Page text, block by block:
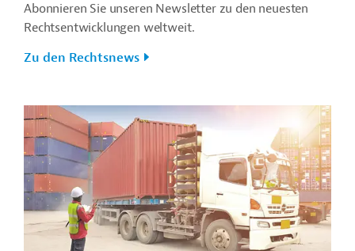
Abonnieren Sie unseren Newsletter zu den neuesten
Rechtsentwicklungen weltweit.
Zu den Rechtsnews